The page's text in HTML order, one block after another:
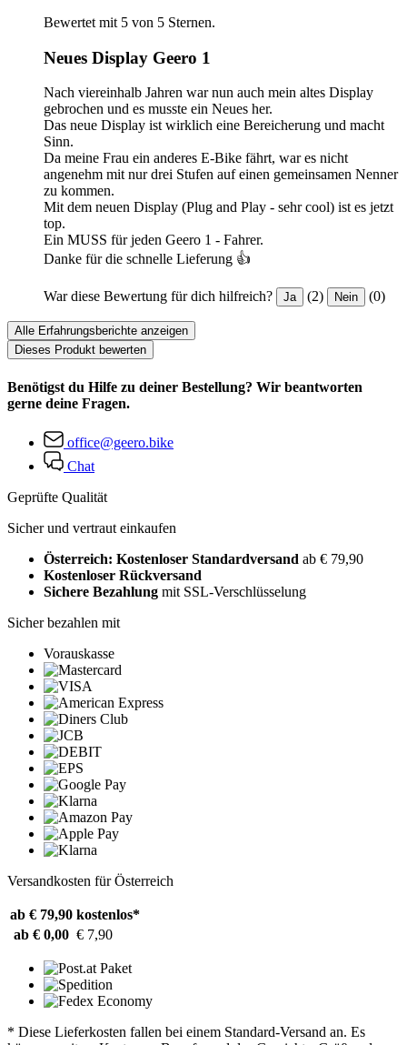
Bewertet mit 5 von 5 Sternen.
Neues Display Geero 1
Nach viereinhalb Jahren war nun auch mein altes Display
gebrochen und es musste ein Neues her.
Das neue Display ist wirklich eine Bereicherung und macht
Sinn.
Da meine Frau ein anderes E-Bike fährt, war es nicht
angenehm mit nur drei Stufen auf einen gemeinsamen Nenner
zu kommen.
Mit dem neuen Display (Plug and Play - sehr cool) ist es jetzt
top.
Ein MUSS für jeden Geero 1 - Fahrer.
Danke für die schnelle Lieferung 👍
War diese Bewertung für dich hilfreich? Ja (2) Nein (0)
Alle Erfahrungsberichte anzeigen
Dieses Produkt bewerten
Benötigst du Hilfe zu deiner Bestellung? Wir beantworten
gerne deine Fragen.
office@geero.bike
Chat
Geprüfte Qualität
Sicher und vertraut einkaufen
Österreich: Kostenloser Standardversand ab € 79,90
Kostenloser Rückversand
Sichere Bezahlung mit SSL-Verschlüsselung
Sicher bezahlen mit
Vorauskasse
Versandkosten für Österreich
ab € 79,90 kostenlos*
ab € 0,00 € 7,90
* Diese Lieferkosten fallen bei einem Standard-Versand an. Es